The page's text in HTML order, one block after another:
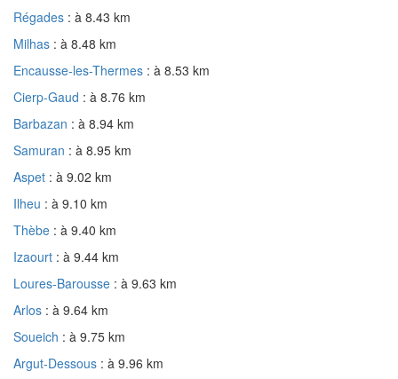
Régades : à 8.43 km
Milhas : à 8.48 km
Encausse-les-Thermes : à 8.53 km
Cierp-Gaud : à 8.76 km
Barbazan : à 8.94 km
Samuran : à 8.95 km
Aspet : à 9.02 km
Ilheu : à 9.10 km
Thèbe : à 9.40 km
Izaourt : à 9.44 km
Loures-Barousse : à 9.63 km
Arlos : à 9.64 km
Soueich : à 9.75 km
Argut-Dessous : à 9.96 km